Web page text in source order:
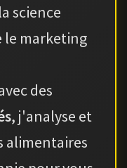
science
le marketing
des
, j'analyse et
alimentaires